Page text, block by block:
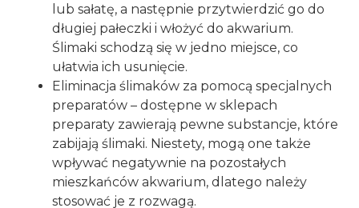
lub sałatę, a następnie przytwierdzić go do
długiej pałeczki i włożyć do akwarium.
Ślimaki schodzą się w jedno miejsce, co
ułatwia ich usunięcie.
Eliminacja ślimaków za pomocą specjalnych
preparatów – dostępne w sklepach
preparaty zawierają pewne substancje, które
zabijają ślimaki. Niestety, mogą one także
wpływać negatywnie na pozostałych
mieszkańców akwarium, dlatego należy
stosować je z rozwagą.